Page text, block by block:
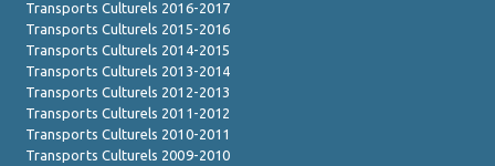
Transports Culturels 2016-2017
Transports Culturels 2015-2016
Transports Culturels 2014-2015
Transports Culturels 2013-2014
Transports Culturels 2012-2013
Transports Culturels 2011-2012
Transports Culturels 2010-2011
Transports Culturels 2009-2010